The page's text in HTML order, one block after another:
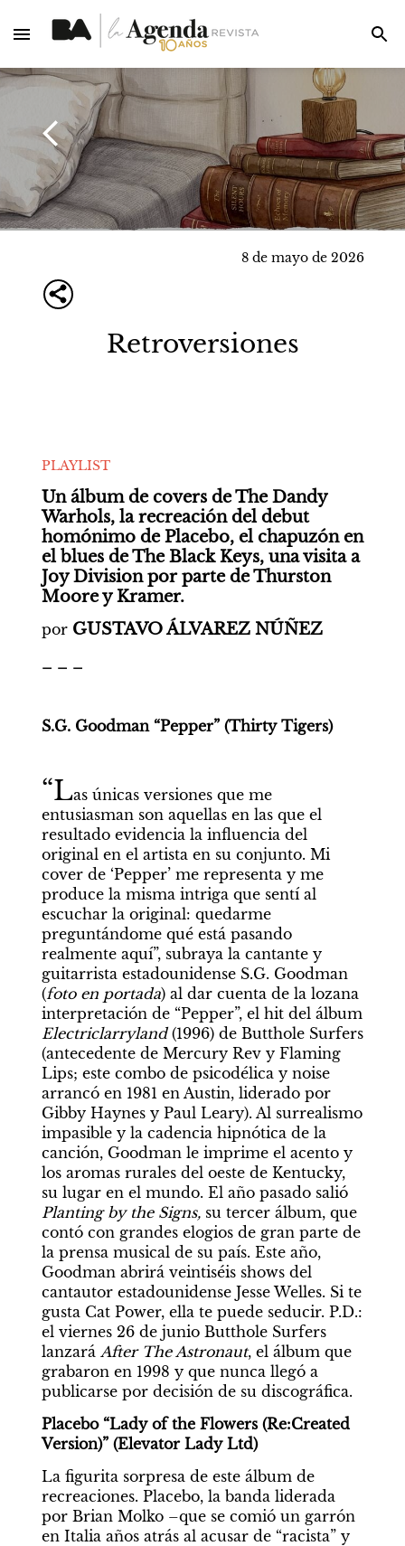
8 de mayo de 2026
Retroversiones
PLAYLIST
Un álbum de covers de The Dandy
Warhols, la recreación del debut
homónimo de Placebo, el chapuzón en
el blues de The Black Keys, una visita a
Joy Division por parte de Thurston
Moore y Kramer.
por GUSTAVO ÁLVAREZ NÚÑEZ
S.G. Goodman “Pepper” (Thirty Tigers)
“Las únicas versiones que me
entusiasman son aquellas en las que el
resultado evidencia la influencia del
original en el artista en su conjunto. Mi
cover de ‘Pepper’ me representa y me
produce la misma intriga que sentí al
escuchar la original: quedarme
preguntándome qué está pasando
realmente aquí”, subraya la cantante y
guitarrista estadounidense S.G. Goodman
(foto en portada) al dar cuenta de la lozana
interpretación de “Pepper”, el hit del álbum
Electriclarryland (1996) de Butthole Surfers
(antecedente de Mercury Rev y Flaming
Lips; este combo de psicodélica y noise
arrancó en 1981 en Austin, liderado por
Gibby Haynes y Paul Leary). Al surrealismo
impasible y la cadencia hipnótica de la
canción, Goodman le imprime el acento y
los aromas rurales del oeste de Kentucky,
su lugar en el mundo. El año pasado salió
Planting by the Signs, su tercer álbum, que
contó con grandes elogios de gran parte de
la prensa musical de su país. Este año,
Goodman abrirá veintiséis shows del
cantautor estadounidense Jesse Welles. Si te
gusta Cat Power, ella te puede seducir. P.D.:
el viernes 26 de junio Butthole Surfers
lanzará After The Astronaut, el álbum que
grabaron en 1998 y que nunca llegó a
publicarse por decisión de su discográfica.
Placebo “Lady of the Flowers (Re:Created
Version)” (Elevator Lady Ltd)
La figurita sorpresa de este álbum de
recreaciones. Placebo, la banda liderada
por Brian Molko –que se comió un garrón
en Italia años atrás al acusar de “racista” y